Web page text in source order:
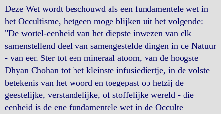
Deze Wet wordt beschouwd als een fundamentele wet in
het Occultisme, hetgeen moge blijken uit het volgende:
"De wortel-eenheid van het diepste inwezen van elk
samenstellend deel van samengestelde dingen in de Natuur
- van een Ster tot een mineraal atoom, van de hoogste
Dhyan Chohan tot het kleinste infusiediertje, in de volste
betekenis van het woord en toegepast op hetzij de
geestelijke, verstandelijke, of stoffelijke wereld - die
eenheid is de ene fundamentele wet in de Occulte